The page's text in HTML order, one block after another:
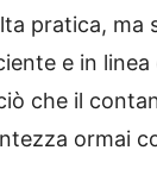
pratica, ma
e in
che il
ormai